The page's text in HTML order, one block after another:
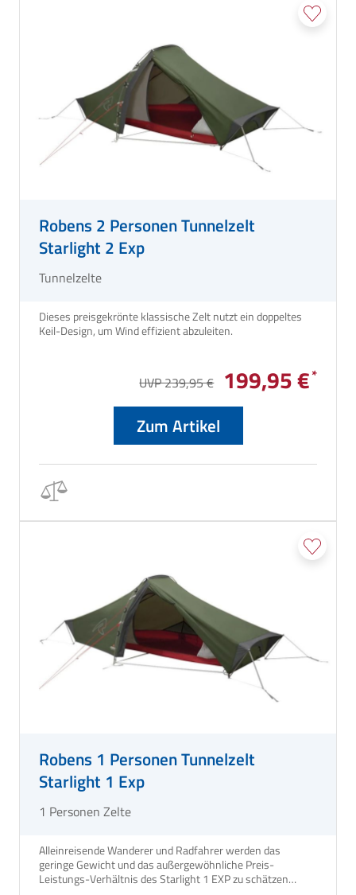
Robens 2 Personen Tunnelzelt
Starlight 2 Exp
Tunnelzelte
Dieses preisgekrönte klassische Zelt nutzt ein doppeltes
UVP 239,95 € 199,95 €
Zum Artikel
Robens 1 Personen Tunnelzelt
Starlight 1 Exp
1 Personen Zelte
Alleinreisende Wanderer und Radfahrer werden das
geringe Gewicht und das außergewöhnliche Preis-
Leistungs-Verhältnis des Starlight 1 EXP zu schätzen